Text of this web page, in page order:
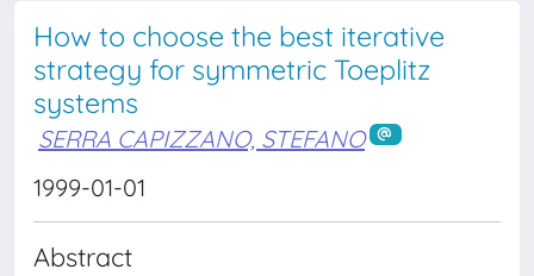
How to choose the best iterative
strategy for symmetric Toeplitz
systems
SERRA CAPIZZANO, STEFANO
1999-01-01
Abstract